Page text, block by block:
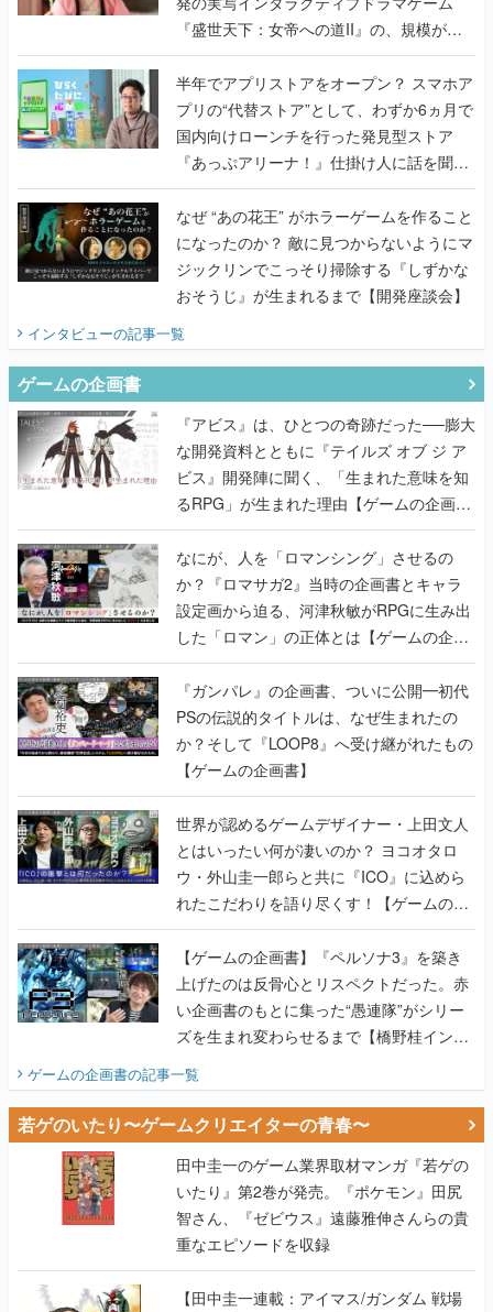
『盛世天下：女帝への道II』の、規模が違
うこだわりをプロデューサーに聞いた
半年でアプリストアをオープン？ スマホア
プリの“代替ストア”として、わずか6ヵ月で
国内向けローンチを行った発見型ストア
『あっぷアリーナ！』仕掛け人に話を聞い
てみた
なぜ “あの花王” がホラーゲームを作ること
になったのか？ 敵に見つからないようにマ
ジックリンでこっそり掃除する『しずかな
おそうじ』が生まれるまで【開発座談会】
インタビューの記事一覧
ゲームの企画書
『アビス』は、ひとつの奇跡だった──膨大
な開発資料とともに『テイルズ オブ ジ ア
ビス』開発陣に聞く、「生まれた意味を知
るRPG」が生まれた理由【ゲームの企画
書】
なにが、人を「ロマンシング」させるの
か？『ロマサガ2』当時の企画書とキャラ
設定画から迫る、河津秋敏がRPGに生み出
した「ロマン」の正体とは【ゲームの企画
書】
『ガンパレ』の企画書、ついに公開━初代
PSの伝説的タイトルは、なぜ生まれたの
か？そして『LOOP8』へ受け継がれたもの
【ゲームの企画書】
世界が認めるゲームデザイナー・上田文人
とはいったい何が凄いのか？ ヨコオタロ
ウ・外山圭一郎らと共に『ICO』に込めら
れたこだわりを語り尽くす！【ゲームの企
画書】
【ゲームの企画書】『ペルソナ3』を築き
上げたのは反骨心とリスペクトだった。赤
い企画書のもとに集った“愚連隊”がシリー
ズを生まれ変わらせるまで【橋野桂インタ
ビュー】
ゲームの企画書の記事一覧
若ゲのいたり〜ゲームクリエイターの青春〜
田中圭一のゲーム業界取材マンガ『若ゲの
いたり』第2巻が発売。『ポケモン』田尻
智さん、『ゼビウス』遠藤雅伸さんらの貴
重なエピソードを収録
【田中圭一連載：アイマス/ガンダム 戦場